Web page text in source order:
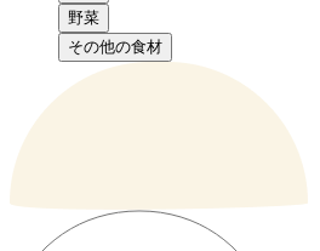
野菜
その他の食材